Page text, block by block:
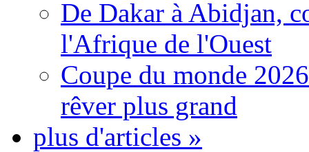
De Dakar à Abidjan,
l'Afrique de l'Ouest
Coupe du monde
rêver plus grand
plus d'articles »